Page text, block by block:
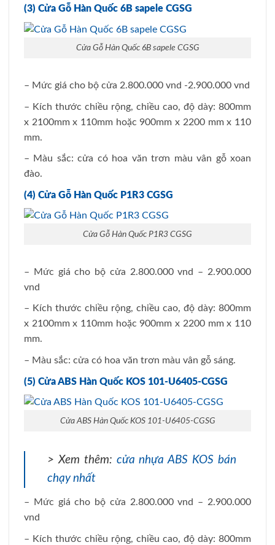
(3) Cửa Gỗ Hàn Quốc 6B sapele CGSG
Cửa Gỗ Hàn Quốc 6B sapele CGSG
– Mức giá cho bộ cửa 2.800.000 vnd -2.900.000 vnd
– Kích thước chiều rộng, chiều cao, độ dày: 800mm
x 2100mm x 110mm hoặc 900mm x 2200 mm x 110
mm.
– Màu sắc: cửa có hoa văn trơn màu vân gỗ xoan
đào.
(4) Cửa Gỗ Hàn Quốc P1R3 CGSG
Cửa Gỗ Hàn Quốc P1R3 CGSG
– Mức giá cho bộ cửa 2.800.000 vnd – 2.900.000
vnd
– Kích thước chiều rộng, chiều cao, độ dày: 800mm
x 2100mm x 110mm hoặc 900mm x 2200 mm x 110
mm.
– Màu sắc: cửa có hoa văn trơn màu vân gỗ sáng.
(5) Cửa ABS Hàn Quốc KOS 101-U6405-CGSG
Cửa ABS Hàn Quốc KOS 101-U6405-CGSG
> Xem thêm: cửa nhựa ABS KOS bán
chạy nhất
– Mức giá cho bộ cửa 2.800.000 vnd – 2.900.000
vnd
– Kích thước chiều rộng, chiều cao, độ dày: 800mm